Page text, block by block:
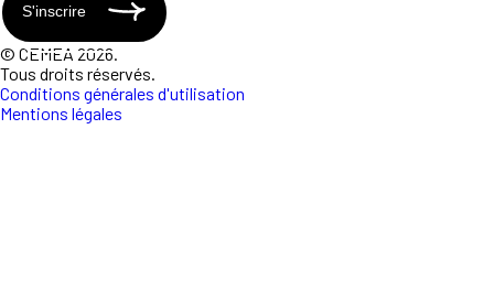
S'inscrire
© CEMEA 2026.
Tous droits réservés.
Conditions générales d'utilisation
Mentions légales